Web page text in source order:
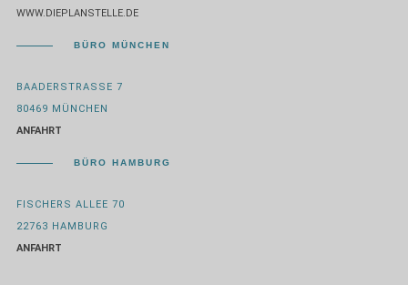
WWW.DIEPLANSTELLE.DE
BÜRO MÜNCHEN
BAADERSTRASSE 7
80469 MÜNCHEN
ANFAHRT
BÜRO HAMBURG
FISCHERS ALLEE 70
22763 HAMBURG
ANFAHRT